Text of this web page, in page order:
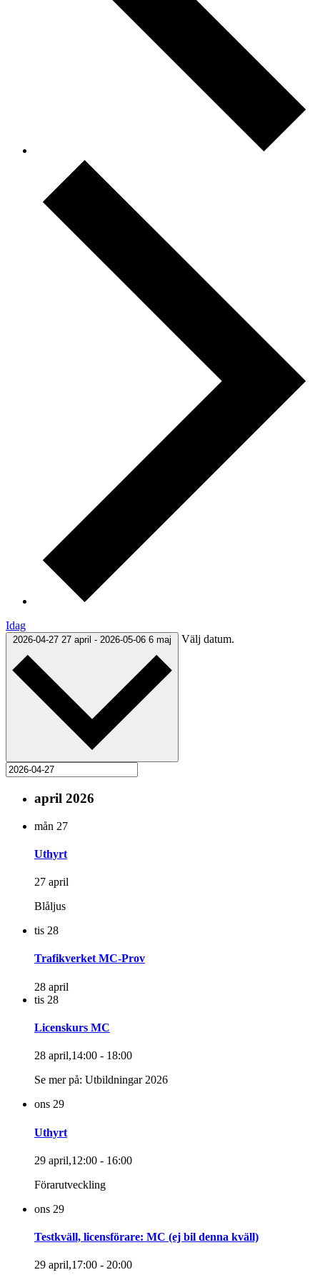
Idag
2026-04-27 27 april - 2026-05-06 6 maj Välj datum.
april 2026
mån 27
Uthyrt
27 april
Blåljus
tis 28
Trafikverket MC-Prov
28 april
tis 28
Licenskurs MC
28 april,14:00 - 18:00
Se mer på: Utbildningar 2026
ons 29
Uthyrt
29 april,12:00 - 16:00
Förarutveckling
ons 29
Testkväll, licensförare: MC (ej bil denna kväll)
29 april,17:00 - 20:00